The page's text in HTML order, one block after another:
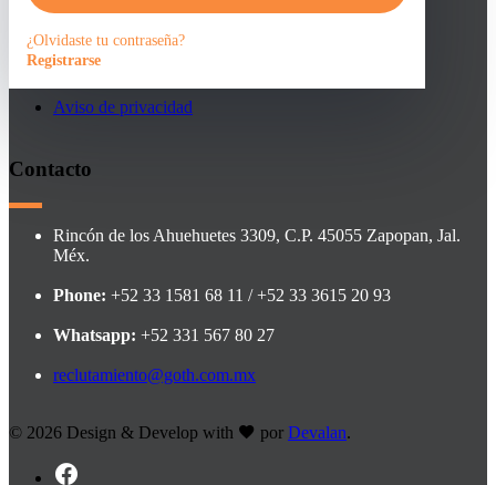
¿Olvidaste tu contraseña?
Registrarse
Contacto
Aviso de privacidad
Contacto
Rincón de los Ahuehuetes 3309, C.P. 45055 Zapopan, Jal.
Méx.
Phone: +52 33 1581 68 11 / +52 33 3615 20 93
Whatsapp: +52 331 567 80 27
reclutamiento@goth.com.mx
© 2026 Design & Develop with por Devalan.